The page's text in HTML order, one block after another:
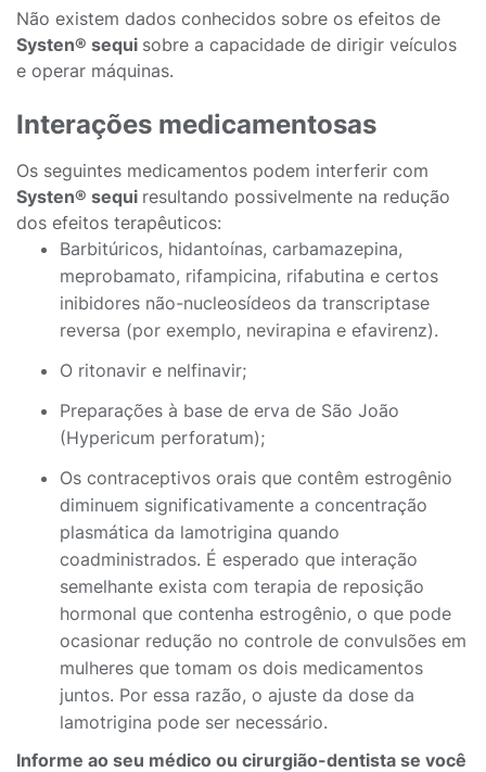
Não existem dados conhecidos sobre os efeitos de
Systen® sequi sobre a capacidade de dirigir veículos
e operar máquinas.
Interações medicamentosas
Os seguintes medicamentos podem interferir com
Systen® sequi resultando possivelmente na redução
dos efeitos terapêuticos:
Barbitúricos, hidantoínas, carbamazepina,
meprobamato, rifampicina, rifabutina e certos
inibidores não-nucleosídeos da transcriptase
reversa (por exemplo, nevirapina e efavirenz).
O ritonavir e nelfinavir;
Preparações à base de erva de São João
(Hypericum perforatum);
Os contraceptivos orais que contêm estrogênio
diminuem significativamente a concentração
plasmática da lamotrigina quando
coadministrados. É esperado que interação
semelhante exista com terapia de reposição
hormonal que contenha estrogênio, o que pode
ocasionar redução no controle de convulsões em
mulheres que tomam os dois medicamentos
juntos. Por essa razão, o ajuste da dose da
lamotrigina pode ser necessário.
Informe ao seu médico ou cirurgião-dentista se você